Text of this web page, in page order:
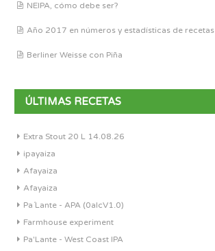
NEIPA, cómo debe ser?
Año 2017 en números y estadísticas de recetas
Berliner Weisse con Piña
ÚLTIMAS RECETAS
Extra Stout 20 L 14.08.26
ipayaiza
Afayaiza
Afayaiza
Pa´Lante - APA (0alcV1.0)
Farmhouse experiment
Pa'Lante - West Coast IPA